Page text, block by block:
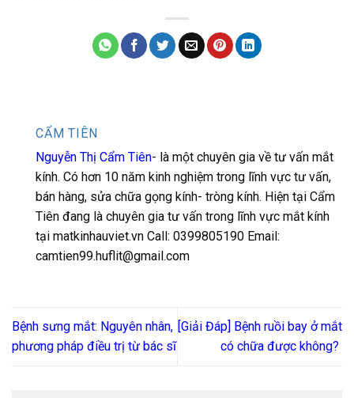
CẨM TIÊN
Nguyễn Thị Cẩm Tiên- là một chuyên gia về tư vấn mắt
kính. Có hơn 10 năm kinh nghiệm trong lĩnh vực tư vấn,
bán hàng, sửa chữa gọng kính- tròng kính. Hiện tại Cẩm
Tiên đang là chuyên gia tư vấn trong lĩnh vực mắt kính
tại matkinhauviet.vn Call: 0399805190 Email:
camtien99.huflit@gmail.com
Bệnh sưng mắt: Nguyên nhân,
phương pháp điều trị từ bác sĩ
[Giải Đáp] Bệnh ruồi bay ở mắt
có chữa được không?